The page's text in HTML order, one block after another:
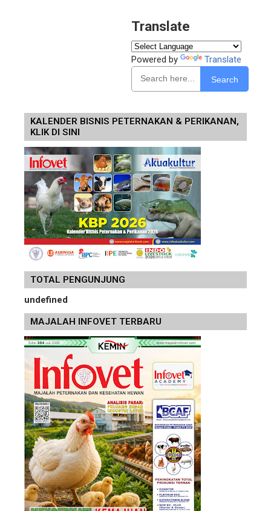
Translate
Powered by Translate
Search
KALENDER BISNIS PETERNAKAN & PERIKANAN,
KLIK DI SINI
TOTAL PENGUNJUNG
undefned
MAJALAH INFOVET TERBARU